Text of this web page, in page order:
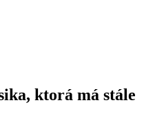
ktorá má stále